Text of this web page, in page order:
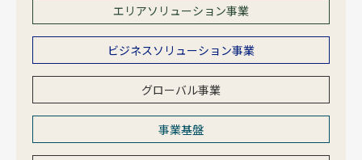
エリアソリューション事業
ビジネスソリューション事業
グローバル事業
事業基盤